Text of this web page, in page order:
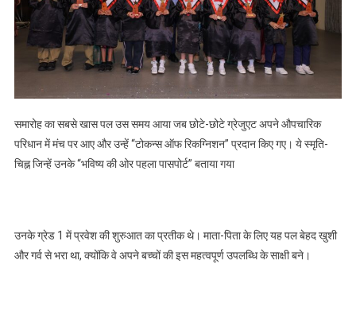
समारोह का सबसे खास पल उस समय आया जब छोटे-छोटे ग्रेजुएट अपने औपचारिक
परिधान में मंच पर आए और उन्हें “टोकन्स ऑफ रिकग्निशन” प्रदान किए गए। ये स्मृति-
चिह्न जिन्हें उनके “भविष्य की ओर पहला पासपोर्ट” बताया गया
उनके ग्रेड 1 में प्रवेश की शुरुआत का प्रतीक थे। माता-पिता के लिए यह पल बेहद खुशी
और गर्व से भरा था, क्योंकि वे अपने बच्चों की इस महत्वपूर्ण उपलब्धि के साक्षी बने।